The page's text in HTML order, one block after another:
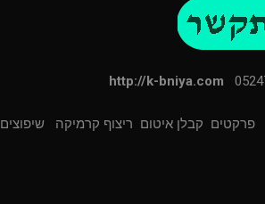
http://k-bniya.com
פרקטים קבלן איטום ריצוף קרמיקה שיפוצים